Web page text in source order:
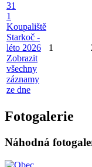
31
1
Koupaliště
Starkoč -
léto 2026
Zobrazit
všechny
záznamy
ze dne
1
Fotogalerie
Náhodná